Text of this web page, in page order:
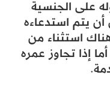
على الجنسية
فيمكن أن يتم استدعاءه
استثناء من
إذا تجاوز عمره